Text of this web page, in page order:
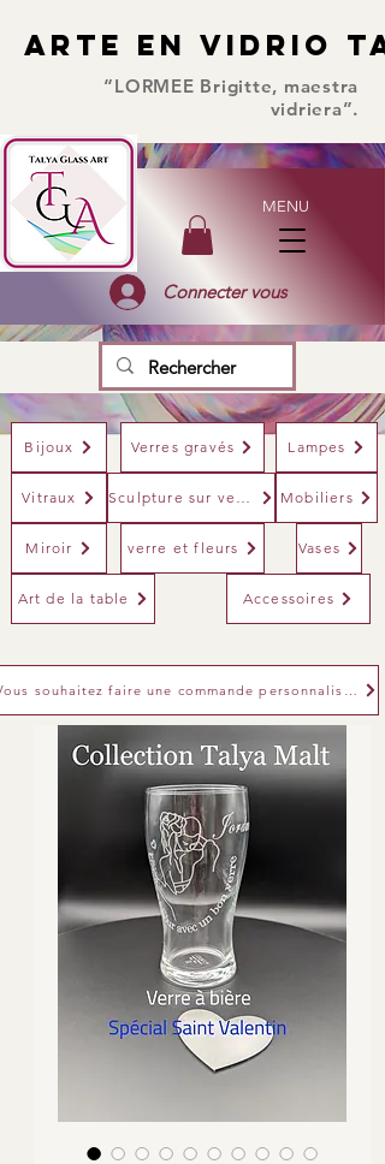
ARTE EN VIDRIO
ARTE EN VIDRIO
“LORMEE Brigitte, maestra
vidriera”.
MENU
Connecter vous
Bijoux Verres gravés Lampes
Vitraux Sculpture sur verre Mobiliers
Miroir verre et fleurs Vases
Art de la table Accessoires